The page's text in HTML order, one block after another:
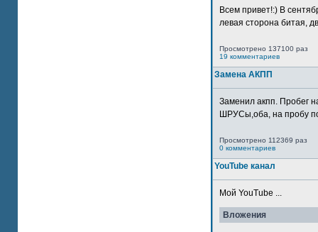
Всем привет!:) В
левая сторона битая,
Просмотрено 137100 раз
19 комментариев
Замена АКПП
Заменил акпп. Пробег
ШРУСы,оба, на пробу
Просмотрено 112369 раз
0 комментариев
YouTube канал
Мой YouTube ...
Вложения